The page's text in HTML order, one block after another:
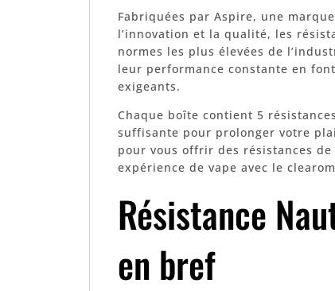
Fabriquées par Aspire, une
l’innovation et la qualité, les
normes les plus élevées de
leur performance constante en
exigeants.
Chaque boîte contient 5
suffisante pour prolonger votre
pour vous offrir des résistances
expérience de vape avec le
Résistance
en bref